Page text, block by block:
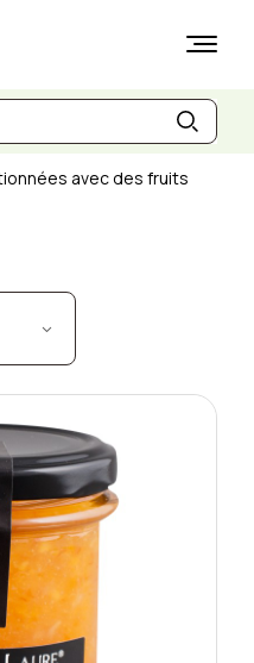
avec des fruits